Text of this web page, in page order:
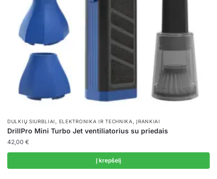
chosen
product
DULKIŲ SIURBLIAI ELEKTRONIKA IR TECHNIKA ,ĮRANKIAI
DrillPro Mini Turbo Jet ventiliatorius su priedais
42,00 €
Į krepšelį